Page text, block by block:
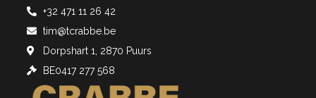
+32 471 11 26 42
tim@tcrabbe.be
Dorpshart 1, 2870 Puurs
BE0417 277 568